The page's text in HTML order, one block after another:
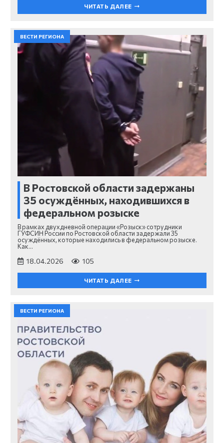
ЧИТАТЬ ДАЛЕЕ
ВЕСТИ РЕГИОНА
В Ростовской области задержаны
35 осуждённых, находившихся в
федеральном розыске
В рамках двухдневной операции «Розыск» сотрудники
ГУФСИН России по Ростовской области задержали 35
осуждённых, которые находились в федеральном розыске.
Как…
18.04.2026 105
ЧИТАТЬ ДАЛЕЕ
ВЕСТИ РЕГИОНА